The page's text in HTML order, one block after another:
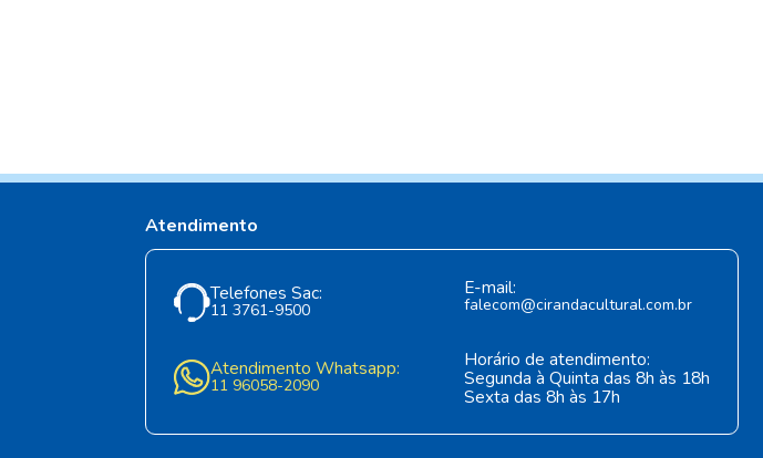
Atendimento
Telefones Sac:
11 3761-9500
E-mail:
falecom@cirandacultural.com.br
Atendimento Whatsapp:
11 96058-2090
Horário de atendimento:
Segunda à Quinta das 8h às 18h
Sexta das 8h às 17h